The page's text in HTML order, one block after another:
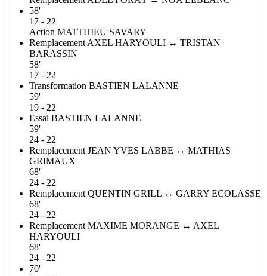
58'
17 - 22
Action MATTHIEU SAVARY
Remplacement AXEL HARYOULI ↔ TRISTAN
BARASSIN
58'
17 - 22
Transformation BASTIEN LALANNE
59'
19 - 22
Essai BASTIEN LALANNE
59'
24 - 22
Remplacement JEAN YVES LABBE ↔ MATHIAS
GRIMAUX
68'
24 - 22
Remplacement QUENTIN GRILL ↔ GARRY ECOLASSE
68'
24 - 22
Remplacement MAXIME MORANGE ↔ AXEL
HARYOULI
68'
24 - 22
70'